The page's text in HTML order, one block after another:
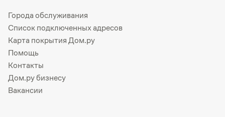
Города обслуживания
Список подключенных адресов
Карта покрытия Дом.ру
Помощь
Контакты
Дом.ру бизнесу
Вакансии